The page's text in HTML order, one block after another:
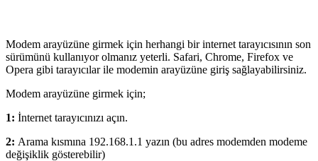
Modem arayüzüne girmek için herhangi bir internet tarayıcısının son
sürümünü kullanıyor olmanız yeterli. Safari, Chrome, Firefox ve
Opera gibi tarayıcılar ile modemin arayüzüne giriş sağlayabilirsiniz.
Modem arayüzüne girmek için;
1: İnternet tarayıcınızı açın.
2: Arama kısmına 192.168.1.1 yazın (bu adres modemden modeme
değişiklik gösterebilir)